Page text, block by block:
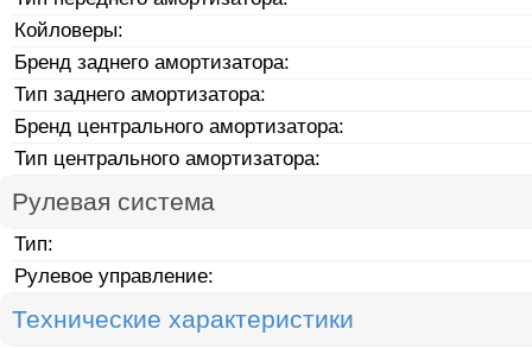
Койловеры:
Бренд заднего амортизатора:
Тип заднего амортизатора:
Бренд центрального амортизатора:
Тип центрального амортизатора:
Рулевая система
Тип:
Рулевое управление:
Технические характеристики